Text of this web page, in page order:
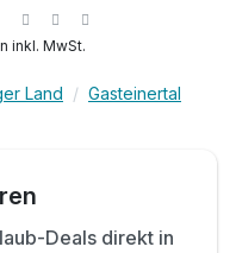
mit Sauna
inkl. MwSt.
Land
Gasteinertal
Deals direkt in